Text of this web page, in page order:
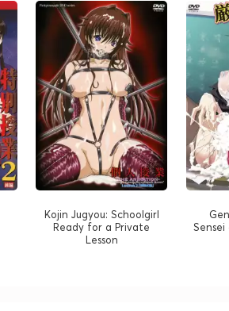
Kojin Jugyou: Schoolgirl
Ready for a Private
Lesson